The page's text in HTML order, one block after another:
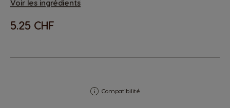
Voir les ingrédients
5.25 CHF
Compatibilité